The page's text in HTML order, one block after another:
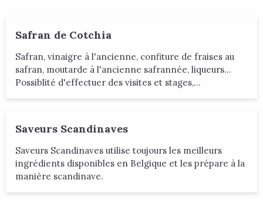
Safran de Cotchia
Safran, vinaigre à l'ancienne, confiture de fraises au
safran, moutarde à l'ancienne safrannée, liqueurs...
Possiblité d'effectuer des visites et stages,...
Saveurs Scandinaves
Saveurs Scandinaves utilise toujours les meilleurs
ingrédients disponibles en Belgique et les prépare à la
manière scandinave.